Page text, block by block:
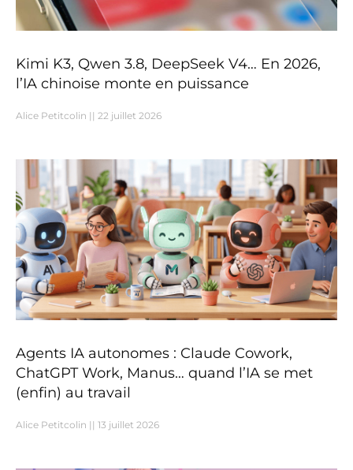
Kimi K3, Qwen 3.8, DeepSeek V4… En 2026,
l’IA chinoise monte en puissance
Alice Petitcolin 22 juillet 2026
Agents IA autonomes : Claude Cowork,
ChatGPT Work, Manus… quand l’IA se met
(enfin) au travail
Alice Petitcolin 13 juillet 2026